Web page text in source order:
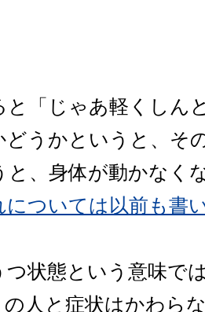
と「じゃあ軽くしん
どうかというと、そ
と、身体が動かなく
については以前も書
つ状態という意味で
の人と症状はかわら